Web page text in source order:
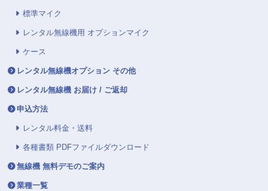
標準マイク
レンタル無線機用 オプションマイク
ケース
レンタル無線機オプション その他
レンタル無線機 お届け / ご返却
申込方法
レンタル料金・送料
各種書類 PDFファイルダウンロード
無線機 無料デモのご案内
業種一覧